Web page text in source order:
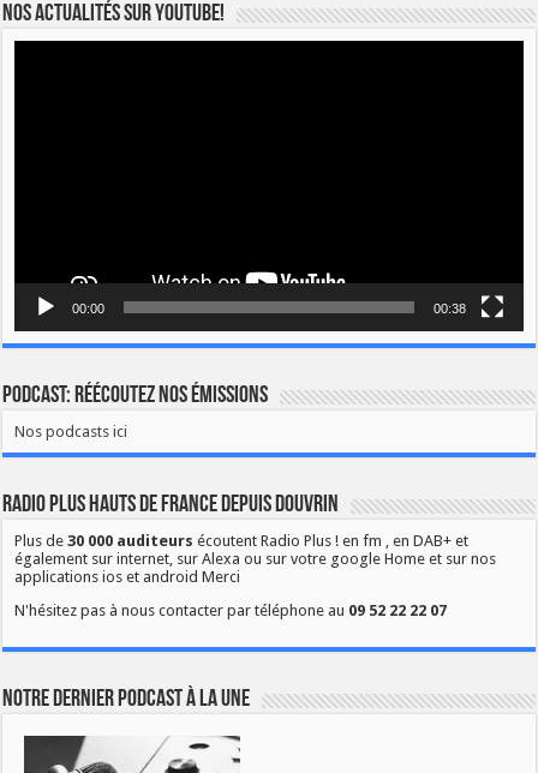
Nos actualités sur YOUTUBE!
00:00 00:38
Podcast: Réécoutez nos émissions
Nos podcasts ici
Radio Plus Hauts de France depuis Douvrin
Plus de30 000 auditeurs écoutent Radio Plus ! en fm , en DAB+ et
également sur internet, sur Alexa ou sur votre google Home et sur nos
applications ios et android Merci
N'hésitez pas à nous contacter par téléphone au 09 52 22 22 07
Notre dernier podcast à la une